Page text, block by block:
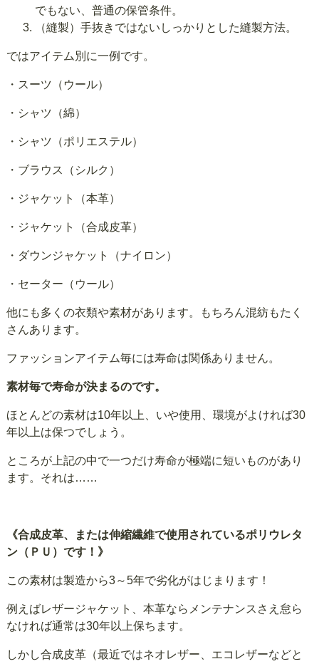
でもない、普通の保管条件。
（縫製）手抜きではないしっかりとした縫製方法。
ではアイテム別に一例です。
・スーツ（ウール）
・シャツ（綿）
・シャツ（ポリエステル）
・ブラウス（シルク）
・ジャケット（本革）
・ジャケット（合成皮革）
・ダウンジャケット（ナイロン）
・セーター（ウール）
他にも多くの衣類や素材があります。もちろん混紡もたく
さんあります。
ファッションアイテム毎には寿命は関係ありません。
素材毎で寿命が決まるのです。
ほとんどの素材は10年以上、いや使用、環境がよければ30
年以上は保つでしょう。
ところが上記の中で一つだけ寿命が極端に短いものがあり
ます。それは……
《合成皮革、または伸縮繊維で使用されているポリウレタ
ン（ＰＵ）です！》
この素材は製造から3～5年で劣化がはじまります！
例えばレザージャケット、本革ならメンテナンスさえ怠ら
なければ通常は30年以上保ちます。
しかし合成皮革（最近ではネオレザー、エコレザーなどと